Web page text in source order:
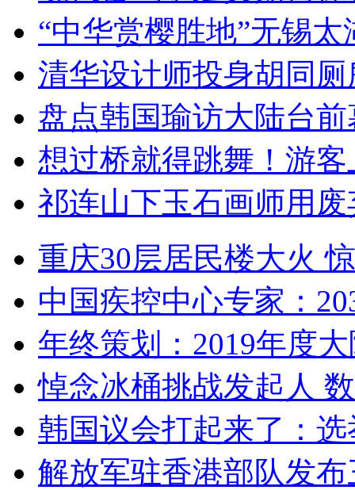
“中华赏樱胜地”无锡
清华设计师投身胡同
盘点韩国瑜访大陆台
想过桥就得跳舞！游客
祁连山下玉石画师用
重庆30层居民楼大火
中国疾控中心专家：
年终策划：2019年度
悼念冰桶挑战发起人
韩国议会打起来了：
解放军驻香港部队发